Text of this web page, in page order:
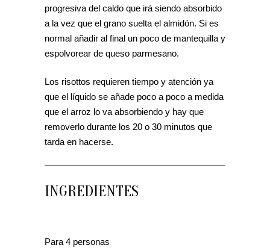
progresiva del caldo que irá siendo absorbido
a la vez que el grano suelta el almidón. Si es
normal añadir al final un poco de mantequilla y
espolvorear de queso parmesano.
Los risottos requieren tiempo y atención ya
que el líquido se añade poco a poco a medida
que el arroz lo va absorbiendo y hay que
removerlo durante los 20 o 30 minutos que
tarda en hacerse.
INGREDIENTES
Para 4 personas